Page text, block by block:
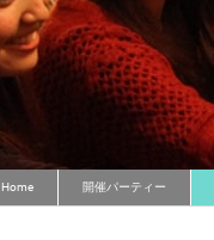
Home 開催パーティー